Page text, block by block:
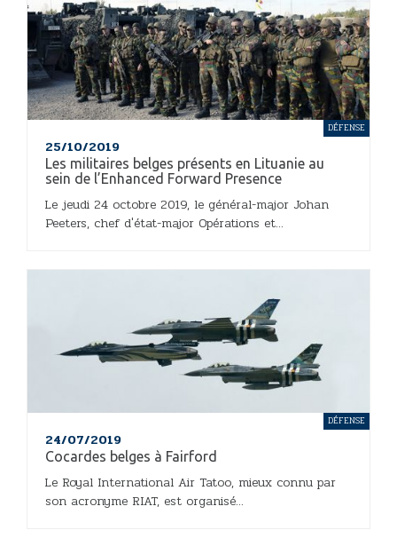
25/10/2019
Les militaires belges présents en Lituanie au
sein de l’Enhanced Forward Presence
Le jeudi 24 octobre 2019, le général-major Johan
Peeters, chef d'état-major Opérations et...
DÉFENSE
24/07/2019
Cocardes belges à Fairford
Le Royal International Air Tatoo, mieux connu par
son acronyme RIAT, est organisé...
DÉFENSE